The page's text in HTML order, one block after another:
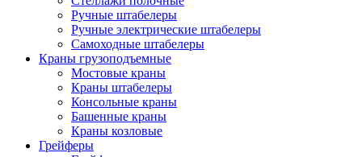
Ручные штабелеры
Ручные электрические штабелеры
Самоходные штабелеры
Краны грузоподъемные
Мостовые краны
Краны штабелеры
Консольные краны
Башенные краны
Краны козловые
Грейферы